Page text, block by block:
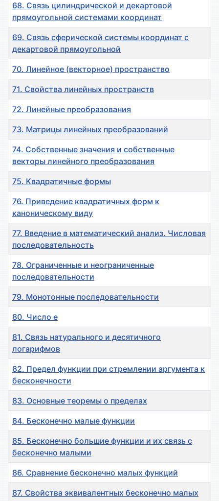
68. Связь цилиндрической и декартовой
прямоугольной системами координат
69. Связь сферической системы координат с
декартовой прямоугольной
70. Линейное (векторное) пространство
71. Свойства линейных пространств
72. Линейные преобразования
73. Матрицы линейных преобразований
74. Собственные значения и собственные
векторы линейного преобразования
75. Квадратичные формы
76. Приведение квадратичных форм к
каноническому виду
77. Введение в математический анализ. Числовая
последовательность
78. Ограниченные и неограниченные
последовательности
79. Монотонные последовательности
80. Число е
81. Связь натурального и десятичного
логарифмов
82. Предел функции при стремлении аргумента к
бесконечности
83. Основные теоремы о пределах
84. Бесконечно малые функции
85. Бесконечно большие функции и их связь с
бесконечно малыми
86. Сравнение бесконечно малых функций
87. Свойства эквивалентных бесконечно малых